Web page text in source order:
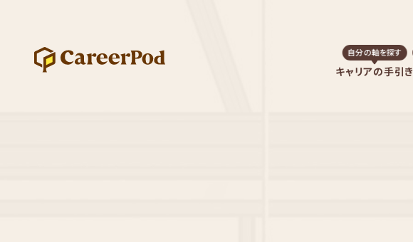
キャリアの手引き
自分の軸を探す